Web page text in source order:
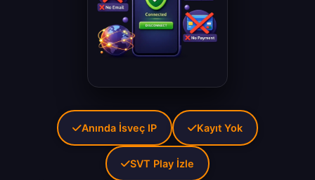
Anında İsveç IP Kayıt Yok
SVT Play İzle